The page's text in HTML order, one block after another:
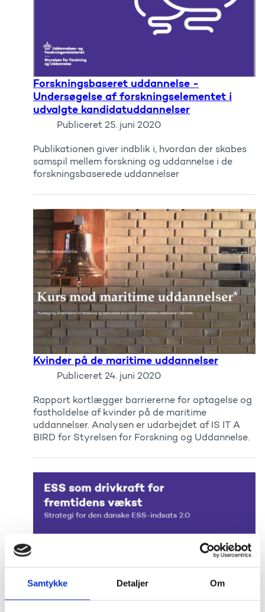
Samtykke Detaljer Om
Forskningsbaseret uddannelse -
Undersøgelse af forskningselementet i
udvalgte kandidatuddannelser
Publiceret 25. juni 2020
Publikationen giver indblik i, hvordan der skabes
samspil mellem forskning og uddannelse i de
forskningsbaserede uddannelser
Kvinder på de maritime uddannelser
Publiceret 24. juni 2020
Rapport kortlægger barriererne for optagelse og
fastholdelse af kvinder på de maritime
uddannelser. Analysen er udarbejdet af IS IT A
BIRD for Styrelsen for Forskning og Uddannelse.